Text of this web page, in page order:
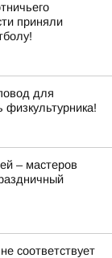
приняли
для
– мастеров
соответствует